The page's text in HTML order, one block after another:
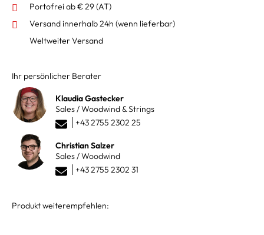
Portofrei ab € 29 (AT)
Versand innerhalb 24h (wenn lieferbar)
Weltweiter Versand
Ihr persönlicher Berater
Klaudia Gastecker
Sales / Woodwind & Strings
+43 2755 2302 25
Christian Salzer
Sales / Woodwind
+43 2755 2302 31
Produkt weiterempfehlen: